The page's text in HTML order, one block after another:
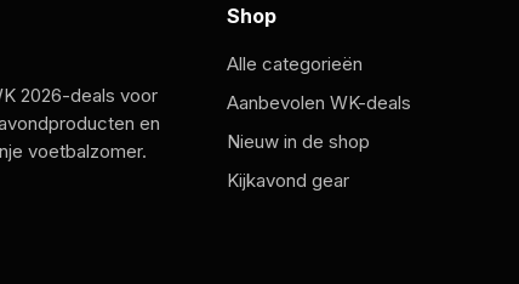
2026-deals voor
en
voetbalzomer.
Shop
Alle categorieën
Aanbevolen WK-deals
Nieuw in de shop
Kijkavond gear